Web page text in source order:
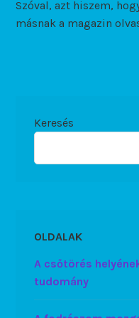
Szóval, azt hiszem,
másnak a magazin
Keresés
OLDALAK
A csőtörés
tudomány